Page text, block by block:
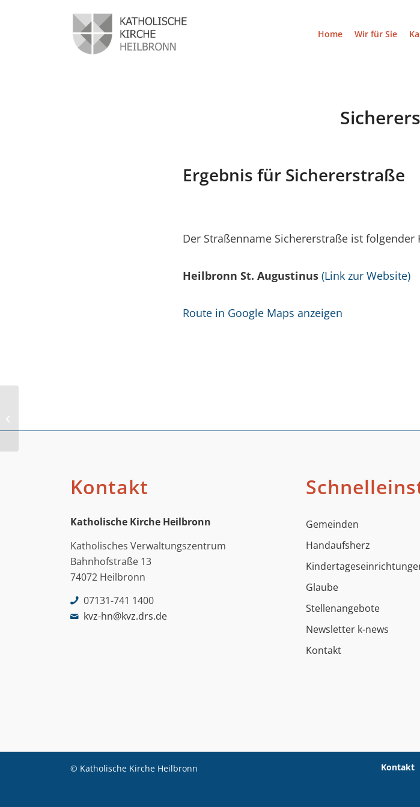
Home Wir für Sie
Ergebnis für Sichererstraße
Der Straßenname Sichererstraße ist
Heilbronn St. Augustinus (Link zur Website)
Route in Google Maps anzeigen
Kontakt
Katholische Kirche Heilbronn
Katholisches Verwaltungszentrum
Bahnhofstraße 13
74072 Heilbronn
07131-741 1400
kvz-hn@kvz.drs.de
Gemeinden
Handaufsherz
Glaube
Stellenangebote
Newsletter k-news
Kontakt
© Katholische Kirche Heilbronn Kontakt